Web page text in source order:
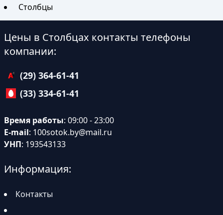
Столбцы
Цены в Столбцах контакты телефоны
компании:
(29) 364-61-41
(33) 334-61-41
Время работы: 09:00 - 23:00
E-mail: 100sotok.by@mail.ru
УНП: 193543133
Информация:
Контакты